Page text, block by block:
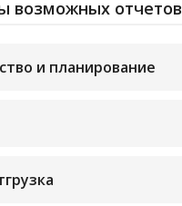
возможных отчетов
и планирование